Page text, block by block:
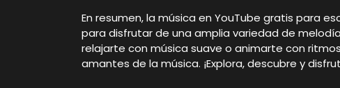
En resumen, la música en YouTube gratis para
para disfrutar de una amplia variedad de
relajarte con música suave o animarte con
amantes de la música. ¡Explora, descubre y